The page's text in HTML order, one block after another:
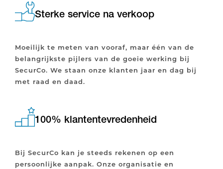
Sterke service na verkoop
Moeilijk te meten van vooraf, maar één van de
belangrijkste pijlers van de goeie werking bij
SecurCo. We staan onze klanten jaar en dag bij
met raad en daad.
100% klantentevredenheid
Bij SecurCo kan je steeds rekenen op een
persoonlijke aanpak. Onze organisatie en